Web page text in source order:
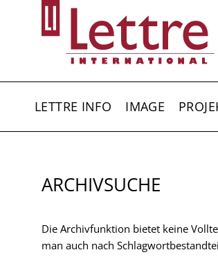
LETTRE INFO IMAGE
ARCHIVSUCHE
Die Archivfunktion bietet keine
man auch nach